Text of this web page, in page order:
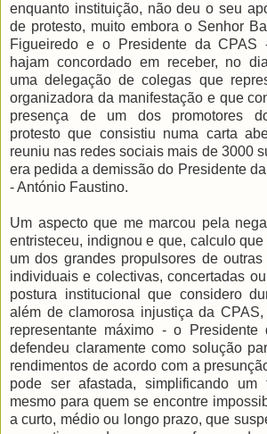
enquanto instituição, não deu o seu
de protesto, muito embora o Senhor
Figueiredo e o Presidente da CPAS
hajam concordado em receber, no
uma delegação de colegas que
organizadora da manifestação e que
presença de um dos promotores
protesto que consistiu numa carta
reuniu nas redes sociais mais de 3000
era pedida a demissão do Presidente
- António Faustino.
Um aspecto que me marcou pela
entristeceu, indignou e que, calculo
um dos grandes propulsores de
individuais e colectivas, concertadas
postura institucional que considero
além de clamorosa injustiça da
representante máximo - o
defendeu claramente como solução
rendimentos de acordo com a
pode ser afastada, simplificando um
mesmo para quem se encontre
a curto, médio ou longo prazo, que